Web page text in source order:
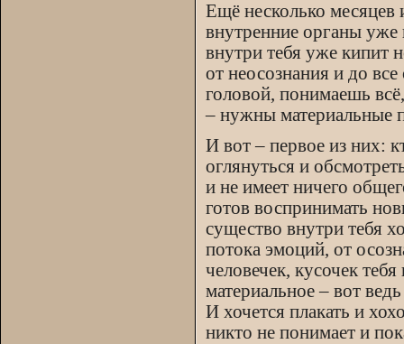
Ещё несколько месяцев
внутренние органы уже
внутри тебя уже кипит
от неосознания и до
головой, понимаешь
– нужны материальные
И вот – первое из них:
оглянуться и
и не имеет ничего
готов воспринимать
существо внутри тебя
потока эмоций, от
человечек, кусочек
материальное – вот
И хочется плакать и
никто не понимает и